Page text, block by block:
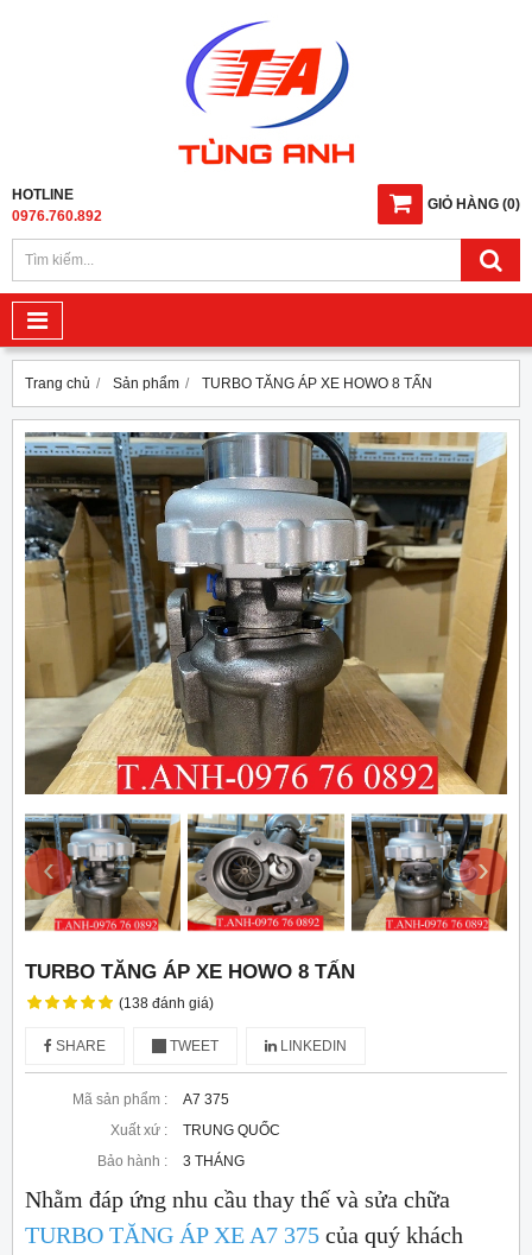
GIỎ HÀNG (0)
HOTLINE
0976.760.892
Trang chủ Sản phẩm TURBO TĂNG ÁP XE HOWO 8 TẤN
‹ ›
TURBO TĂNG ÁP XE HOWO 8 TẤN
(138 đánh giá)
SHARE TWEET LINKEDIN
Mã sản phẩm :
A7 375
Xuất xứ :
TRUNG QUỐC
Bảo hành :
3 THÁNG
Nhằm đáp ứng nhu cầu thay thế và sửa chữa
TURBO TĂNG ÁP XE A7 375 của quý khách